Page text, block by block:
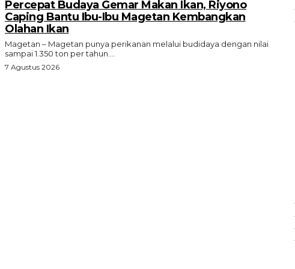
Percepat Budaya Gemar Makan Ikan, Riyono
Caping Bantu Ibu-Ibu Magetan Kembangkan
Olahan Ikan
Magetan – Magetan punya perikanan melalui budidaya dengan nilai
sampai 1.350 ton per tahun....
7 Agustus 2026